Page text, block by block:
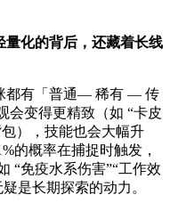
量化的背后，还藏着长线
都有 「普通— 稀有 — 传
会变得更精致（如 “卡皮
），技能也会大幅升
的概率在捕捉时触发，
“免疫水系伤害”“工作效
是长期探索的动力。